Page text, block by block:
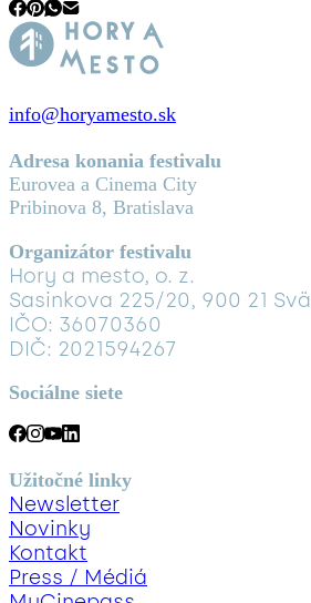
info@horyamesto.sk
Adresa konania festivalu
Eurovea a Cinema City
Pribinova 8, Bratislava
Organizátor festivalu
Hory a mesto, o. z.
Sasinkova 225/20, 900 21
IČO: 36070360
DIČ: 2021594267
Sociálne siete
Užitočné linky
Newsletter
Novinky
Kontakt
Press / Médiá